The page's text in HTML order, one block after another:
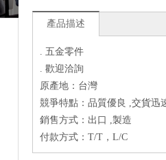
產品描述
. 五金零件
. 歡迎洽詢
原產地：台灣
競爭特點：品質優良 ,交貨迅
銷售方式：出口 ,製造
付款方式：T/T，L/C